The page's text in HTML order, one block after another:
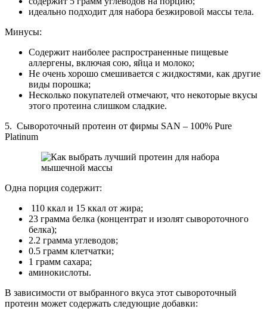
идеально подходит для набора безжировой массы тела.
Минусы:
Содержит наиболее распространенные пищевые
аллергены, включая сою, яйца и молоко;
Не очень хорошо смешивается с жидкостями, как другие
виды порошка;
Несколько покупателей отмечают, что некоторые вкусы
этого протеина слишком сладкие.
5. Сывороточный протеин от фирмы SAN – 100% Pure
Platinum
Одна порция содержит:
110 ккал и 15 ккал от жира;
23 грамма белка (концентрат и изолят сывороточного
белка);
2.2 грамма углеводов;
0.5 грамм клетчатки;
1 грамм сахара;
аминокислоты.
В зависимости от выбранного вкуса этот сывороточный
протеин может содержать следующие добавки: